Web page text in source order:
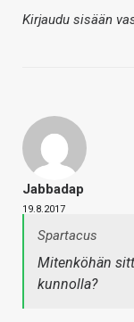
Kirjaudu sisään
Jabbadap
19.8.2017
Spartacus
Mitenköhän
kunnolla?